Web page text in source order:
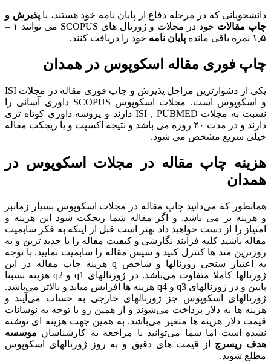
دانشجویانی که در مرحله دفاع از پایان نامه خود هستند، باپذیرش و
چاپ مقالات
خود در مجلات و ژورنال های SCOPUS می توانند ۱ –
۱٫۵ نمره باقی مانده
پایان نامه خود را دریافت کنند.
چاپ فوری مقاله اسکوپوس در همدان
یکی از دشوارترین مراحل پذیرش و چاپ فوری مقاله در مجلات ISI
و اسکوپوس است. مجلات اسکوپوس SCOPUS داوری آسانی را
نسبت به مجلات ISI , PUBMED دارند و پروسه داوری کوتاه تری
دارند و در مدت ۲۰ روزه می باشد و نتیجه اکسپت و یا ریجکت مقاله
خیلی سریع مشخص می شود.
هزینه چاپ مقاله در مجلات اسکوپوس در
همدان
همانطور که می‌دانید چاپ مقاله در مجلات اسکوپوس بسیار زمانبر
و هزینه بر می‌‍ باشد. و اگر مقاله شما ریجکت شود این هزینه و
امتیاز را از دست خواهید داد بهتر است قبل از اینکه به فکر سابمیت
مقاله باشید کلیه فرآیند نگارشی و کیفیت مقاله را با جدید ترین و به
روزترین متد ها کنترل کنید و سپس مقاله را سابمیت نمایید. با توجه
به اعتبار سنجی ژورنالها و شاخص q هزینه چاپ مقاله در این
ژورنالها کاملا متفاوت می‌باشد. در ژورنالهای q1 و q2 هزینه نسبتا
پایین و در ژورنالهای q3 و q4 هزینه ها افزایش میابد و بالاتر می‌باشد.
ژورنالهای اسکوپوس جز ژورنالهای خارجی به حساب می‌‌آیند و
هزینه ها به دلار پرداخت می‌شوند و از همین رو با توجه به نوسانات
قیمت دلار هزینه ها متغیر می‌باشد. به همین جهت هزینه ای نوشته
نشده است اما شما می‌توانید با مراجعه به کارشناسان موسسه
هدف ریسرچ از قیمت های دقیق و به روز ژورنالهای اسکوپوس
مطلع شوید.